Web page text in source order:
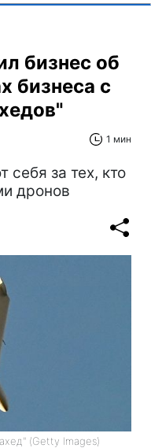
бизнес об
бизнеса с
1 мин
за тех, кто
дронов
(Getty Images)